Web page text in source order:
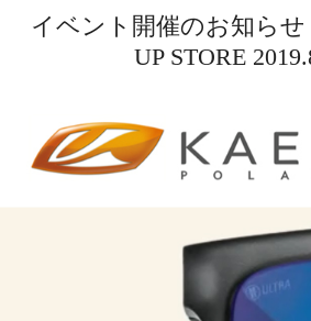
イベント開催のお知らせ
UP STORE